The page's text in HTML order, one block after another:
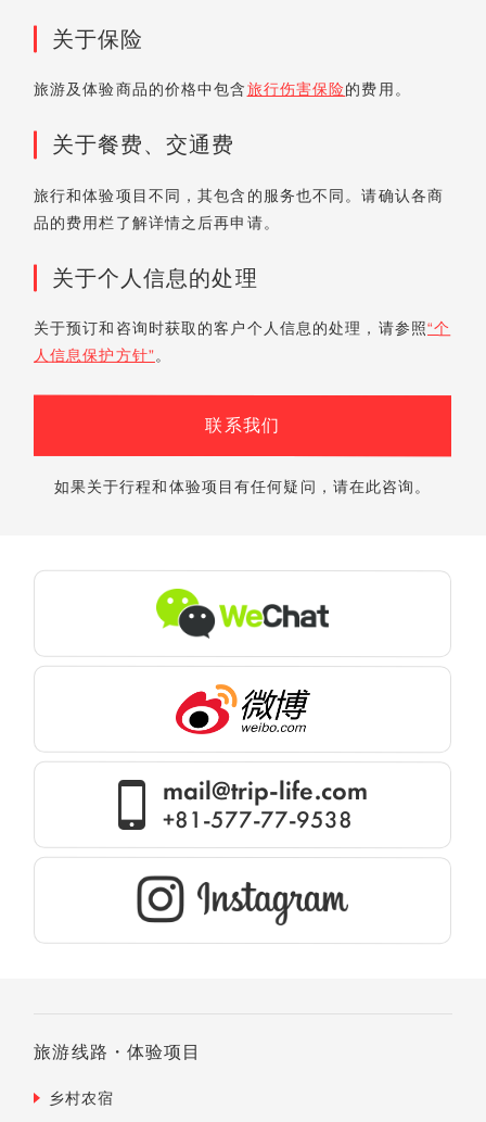
关于保险
旅游及体验商品的价格中包含旅行伤害保险的费用。
关于餐费、交通费
旅行和体验项目不同，其包含的服务也不同。请确认各商
品的费用栏了解详情之后再申请。
关于个人信息的处理
关于预订和咨询时获取的客户个人信息的处理，请参照“个
人信息保护方针”。
联系我们
如果关于行程和体验项目有任何疑问，请在此咨询。
mail@trip-life.com
+81-577-77-9538
旅游线路・体验项目
乡村农宿